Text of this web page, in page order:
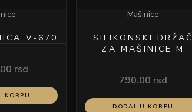
V-670
rsd
KORPU
Mašinice
SILIKONSKI DRŽAČ
ZA MAŠINICE M
790.00 rsd
DODAJ U KORPU